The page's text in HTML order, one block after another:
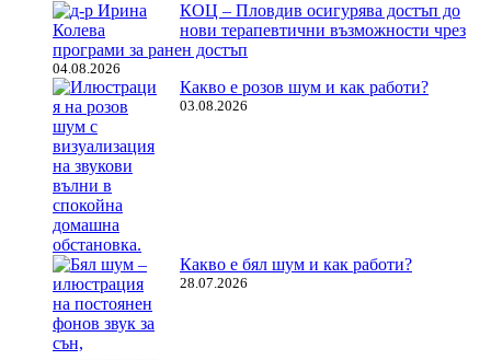
КОЦ – Пловдив осигурява достъп до
нови терапевтични възможности чрез
програми за ранен достъп
04.08.2026
Какво е розов шум и как работи?
03.08.2026
Какво е бял шум и как работи?
28.07.2026